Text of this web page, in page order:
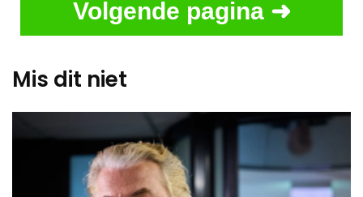
Volgende pagina ➜
Mis dit niet